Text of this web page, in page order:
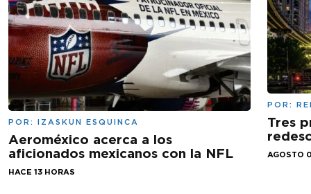
POR: IZASKUN ESQUINCA
Aeroméxico acerca a los
aficionados mexicanos con la NFL
HACE 13 HORAS
POR:
Tres
AGOSTO